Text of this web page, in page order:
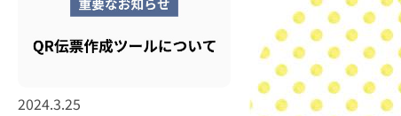
2024.3.25